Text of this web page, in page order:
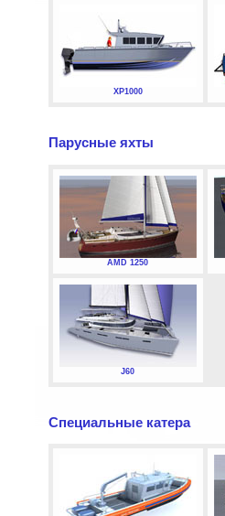
XP1000
Парусные яхты
AMD 1250
J60
Специальные катера